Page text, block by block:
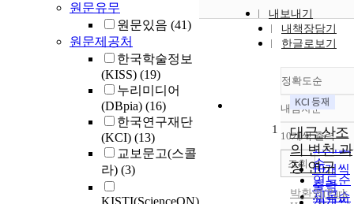
원문유무
원문있음 (41)
원문제공처
한국학술정보
(KISS) (19)
누리미디어
(DBpia) (16)
한국연구재단
(KCI) (13)
교보문고(스콜
라) (3)
내보내기
내책장담기
한글로보기
정확도순
정확도
순
인기도
순
연도순
제목순
내림차순
내림차
10개씩 출력
10개씩
출력
조회
1
대금 산조
의 변천 과
정 연구
박환영(Park